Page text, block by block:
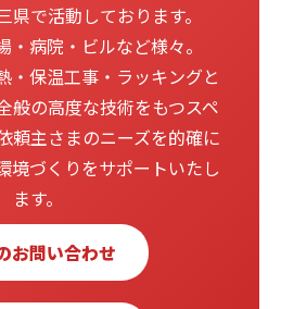
県で活動しております。
病院・ビルなど様々。
・保温工事・ラッキングと
般の高度な技術をもつスペ
頼主さまのニーズを的確に
境づくりをサポートいたし
ます。
お問い合わせ